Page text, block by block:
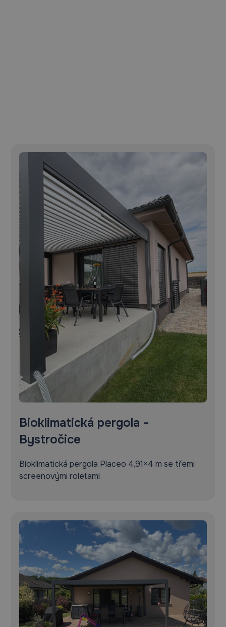
Bioklimatická pergola -
Bystročice
Bioklimatická pergola Placeo 4,91×4 m se třemi
screenovými roletami